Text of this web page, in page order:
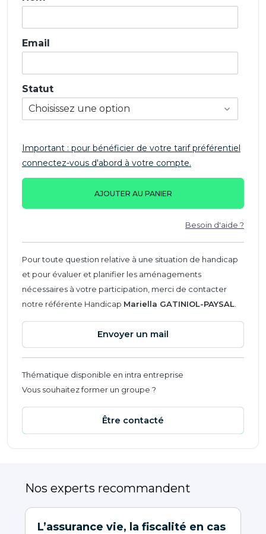
Email
Statut
Important : pour bénéficier de votre tarif préférentiel
connectez-vous d'abord à votre compte.
AJOUTER AU PANIER
Besoin d'aide ?
Pour toute question relative à une situation de handicap
et pour évaluer et planifier les aménagements
nécessaires à votre participation, merci de contacter
notre référente Handicap Mariella GATINIOL-PAYSAL
Envoyer un mail
Thématique disponible en intra entreprise
Vous souhaitez former un groupe ?
Être contacté
Nos experts recommandent
L’assurance vie, la fiscalité en cas